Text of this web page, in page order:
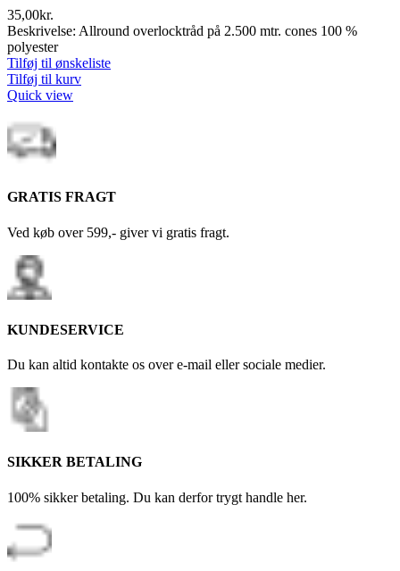
35,00kr.
Beskrivelse: Allround overlocktråd på 2.500 mtr. cones 100 %
polyester
Tilføj til ønskeliste
Tilføj til kurv
Quick view
GRATIS FRAGT
Ved køb over 599,- giver vi gratis fragt.
KUNDESERVICE
Du kan altid kontakte os over e-mail eller sociale medier.
SIKKER BETALING
100% sikker betaling. Du kan derfor trygt handle her.